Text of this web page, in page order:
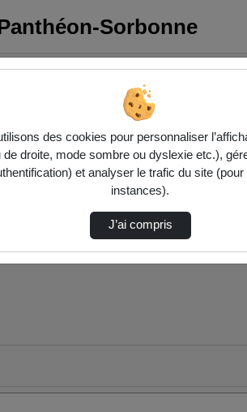
Sorbonne
des cookies pour personnaliser
de droite, mode sombre ou dyslexie etc.),
et analyser le trafic du site (pour
instances).
J’ai compris